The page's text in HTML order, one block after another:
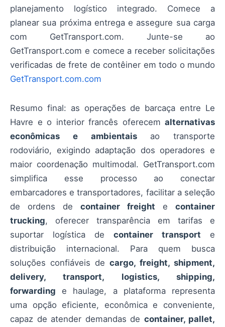
planejamento logístico integrado. Comece a
planear sua próxima entrega e assegure sua carga
com GetTransport.com. Junte-se ao
GetTransport.com e comece a receber solicitações
verificadas de frete de contêiner em todo o mundo
GetTransport.com.com
Resumo final: as operações de barcaça entre Le
Havre e o interior francês oferecem alternativas
econômicas e ambientaisao transporte
rodoviário, exigindo adaptação dos operadores e
maior coordenação multimodal. GetTransport.com
simplifica esse processo ao conectar
embarcadores e transportadores, facilitar a seleção
de ordens de container freight e container
trucking, oferecer transparência em tarifas e
suportar logística de container transport e
distribuição internacional. Para quem busca
soluções confiáveis de cargo, freight, shipment,
delivery, transport, logistics, shipping,
forwarding e haulage, a plataforma representa
uma opção eficiente, econômica e conveniente,
capaz de atender demandas de container, pallet,